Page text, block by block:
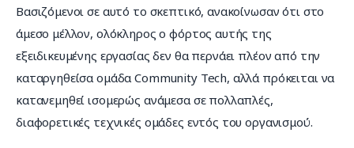
Βασιζόμενοι σε αυτό το σκεπτικό, ανακοίνωσαν ότι στο
άμεσο μέλλον, ολόκληρος ο φόρτος αυτής της
εξειδικευμένης εργασίας δεν θα περνάει πλέον από την
καταργηθείσα ομάδα Community Tech, αλλά πρόκειται να
κατανεμηθεί ισομερώς ανάμεσα σε πολλαπλές,
διαφορετικές τεχνικές ομάδες εντός του οργανισμού.